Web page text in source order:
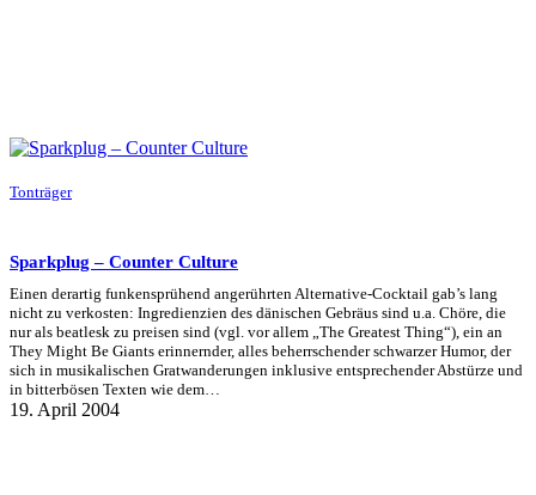
Tonträger
Sparkplug – Counter Culture
Einen derartig funkensprühend angerührten Alternative-Cocktail gab’s lang
nicht zu verkosten: Ingredienzien des dänischen Gebräus sind u.a. Chöre, die
nur als beatlesk zu preisen sind (vgl. vor allem „The Greatest Thing“), ein an
They Might Be Giants erinnernder, alles beherrschender schwarzer Humor, der
sich in musikalischen Gratwanderungen inklusive entsprechender Abstürze und
in bitterbösen Texten wie dem…
19. April 2004